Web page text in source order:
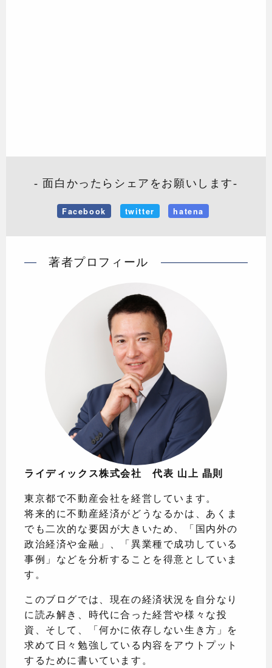
- 面白かったらシェアをお願いします-
Facebook twitter hatena
著者プロフィール
ライディックス株式会社 代表 山上 晶則
東京都で不動産会社を経営しています。
将来的に不動産経済がどうなるかは、あくま
でも二次的な要因が大きいため、「国内外の
政治経済や金融」、「異業種で成功している
事例」などを分析することを得意としていま
す。
このブログでは、現在の経済状況を自分なり
に読み解き、時代に合った経営や様々な投
資、そして、「何かに依存しない生き方」を
求めて日々勉強している内容をアウトプット
するために書いています。